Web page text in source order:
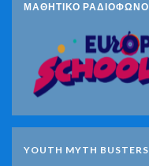
ΜΑΘΗΤΙΚΟ ΡΑΔΙΟΦΩΝΟ
YOUTH MYTH BUSTERS